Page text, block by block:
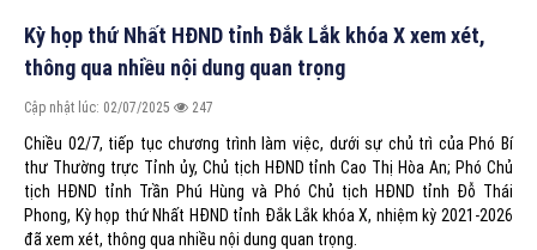
Kỳ họp thứ Nhất HĐND tỉnh Đắk Lắk khóa X xem xét,
thông qua nhiều nội dung quan trọng
Cập nhật lúc: 02/07/2025 247
Chiều 02/7, tiếp tục chương trình làm việc, dưới sự chủ trì của Phó Bí
thư Thường trực Tỉnh ủy, Chủ tịch HĐND tỉnh Cao Thị Hòa An; Phó Chủ
tịch HĐND tỉnh Trần Phú Hùng và Phó Chủ tịch HĐND tỉnh Đỗ Thái
Phong, Kỳ họp thứ Nhất HĐND tỉnh Đắk Lắk khóa X, nhiệm kỳ 2021-2026
đã xem xét, thông qua nhiều nội dung quan trọng.